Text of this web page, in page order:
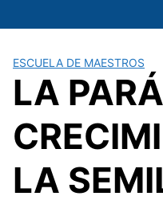
al
ESCUELA DE MAESTROS
LA
LA